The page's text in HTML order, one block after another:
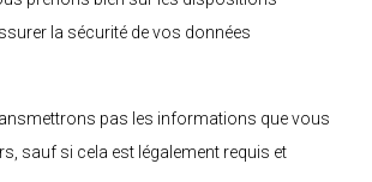
la sécurité de vos données
pas les informations que vous
sauf si cela est légalement requis et